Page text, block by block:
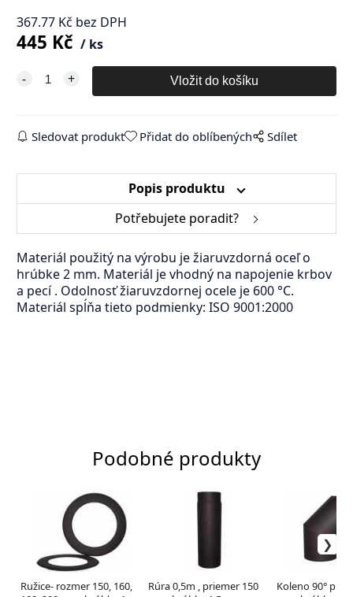
367.77Kč bez DPH
445 Kč ks
Sledovat produkt Přidat do oblíbených Sdílet
Popis produktu
Potřebujete poradit?
Materiál použitý na výrobu je žiaruvzdorná oceľ o
hrúbke 2 mm. Materiál je vhodný na napojenie krbov
a pecí . Odolnosť žiaruvzdornej ocele je 600 °C.
Materiál spĺňa tieto podmienky: ISO 9001:2000
Podobné produkty
Ružice- rozmer 150, 160,
Rúra 0,5m , priemer 150
Koleno 90°